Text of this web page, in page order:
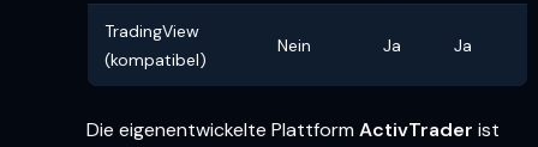
TradingView
(kompatibel)
Nein Ja Ja
Die eigenentwickelte Plattform ActivTrader ist